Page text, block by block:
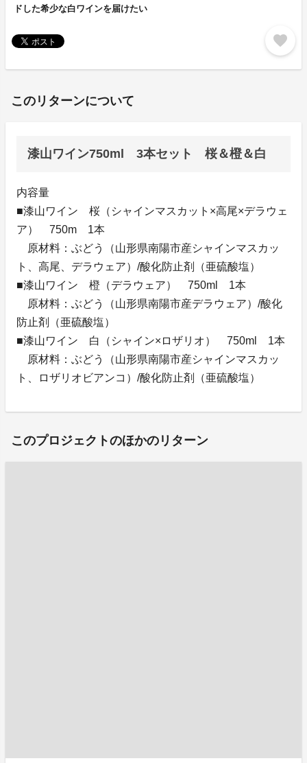
ドした希少な白ワインを届けたい
favorite
このリターンについて
漆山ワイン750ml 3本セット 桜＆橙＆白
内容量
■漆山ワイン 桜（シャインマスカット×高尾×デラウェ
ア） 750m 1本
原材料：ぶどう（山形県南陽市産シャインマスカッ
ト、高尾、デラウェア）/酸化防止剤（亜硫酸塩）
■漆山ワイン 橙（デラウェア） 750ml 1本
原材料：ぶどう（山形県南陽市産デラウェア）/酸化
防止剤（亜硫酸塩）
■漆山ワイン 白（シャイン×ロザリオ） 750ml 1本
原材料：ぶどう（山形県南陽市産シャインマスカッ
ト、ロザリオビアンコ）/酸化防止剤（亜硫酸塩）
このプロジェクトのほかのリターン